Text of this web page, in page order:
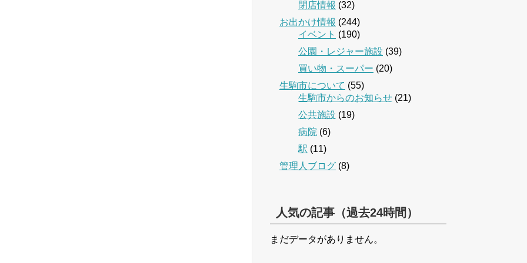
閉店情報 (32)
お出かけ情報 (244)
イベント (190)
公園・レジャー施設 (39)
買い物・スーパー (20)
生駒市について (55)
生駒市からのお知らせ (21)
公共施設 (19)
病院 (6)
駅 (11)
管理人ブログ (8)
人気の記事（過去24時間）
まだデータがありません。